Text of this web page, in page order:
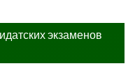
экзаменов